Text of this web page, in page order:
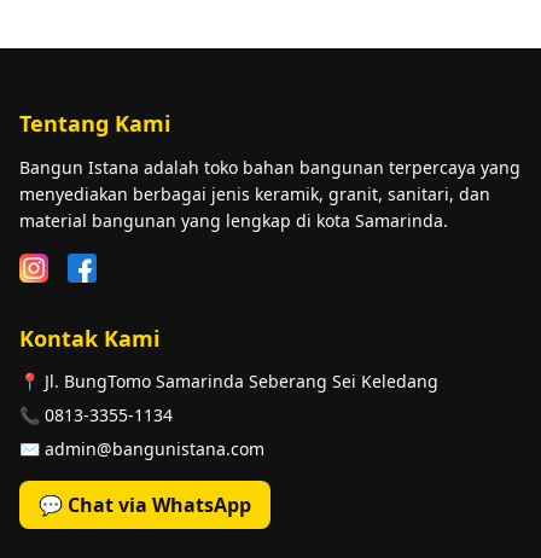
Tentang Kami
Bangun Istana adalah toko bahan bangunan terpercaya yang
menyediakan berbagai jenis keramik, granit, sanitari, dan
material bangunan yang lengkap di kota Samarinda.
Kontak Kami
📍 Jl. BungTomo Samarinda Seberang Sei Keledang
📞 0813-3355-1134
✉️ admin@bangunistana.com
💬 Chat via WhatsApp